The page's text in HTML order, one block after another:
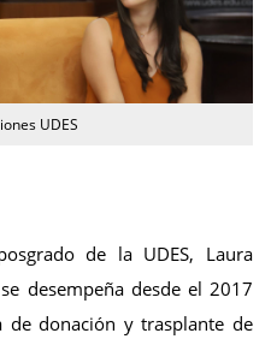
UDES
de la UDES, Laura
desempeña desde el 2017
de donación y trasplante de